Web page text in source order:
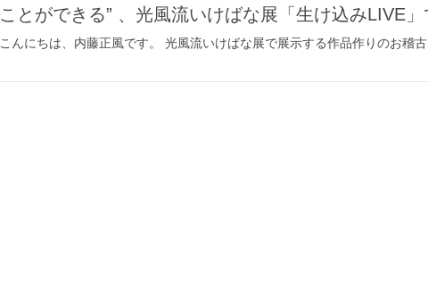
ことができる” 、光風流いけばな展「生け込みLIVE」
こんにちは、内藤正風です。 光風流いけばな展で展示する作品作りのお稽